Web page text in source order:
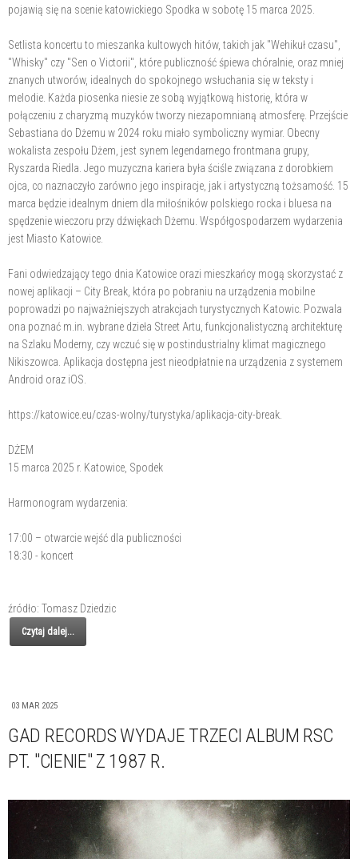
pojawią się na scenie katowickiego Spodka w sobotę 15 marca 2025.
Setlista koncertu to mieszanka kultowych hitów, takich jak "Wehikuł czasu",
"Whisky" czy "Sen o Victorii", które publiczność śpiewa chóralnie, oraz mniej
znanych utworów, idealnych do spokojnego wsłuchania się w teksty i
melodie. Każda piosenka niesie ze sobą wyjątkową historię, która w
połączeniu z charyzmą muzyków tworzy niezapomnianą atmosferę. Przejście
Sebastiana do Dżemu w 2024 roku miało symboliczny wymiar. Obecny
wokalista zespołu Dżem, jest synem legendarnego frontmana grupy,
Ryszarda Riedla. Jego muzyczna kariera była ściśle związana z dorobkiem
ojca, co naznaczyło zarówno jego inspiracje, jak i artystyczną tożsamość. 15
marca będzie idealnym dniem dla miłośników polskiego rocka i bluesa na
spędzenie wieczoru przy dźwiękach Dżemu. Współgospodarzem wydarzenia
jest Miasto Katowice.
Fani odwiedzający tego dnia Katowice orazi mieszkańcy mogą skorzystać z
nowej aplikacji – City Break, która po pobraniu na urządzenia mobilne
poprowadzi po najważniejszych atrakcjach turystycznych Katowic. Pozwala
ona poznać m.in. wybrane dzieła Street Artu, funkcjonalistyczną architekturę
na Szlaku Moderny, czy wczuć się w postindustrialny klimat magicznego
Nikiszowca. Aplikacja dostępna jest nieodpłatnie na urządzenia z systemem
Android oraz iOS.
https://katowice.eu/czas-wolny/turystyka/aplikacja-city-break.
DŻEM
15 marca 2025 r. Katowice, Spodek
Harmonogram wydarzenia:
17:00 – otwarcie wejść dla publiczności
18:30 - koncert
źródło: Tomasz Dziedzic
Czytaj dalej...
03 MAR 2025
GAD RECORDS WYDAJE TRZECI ALBUM RSC
PT. "CIENIE" Z 1987 R.